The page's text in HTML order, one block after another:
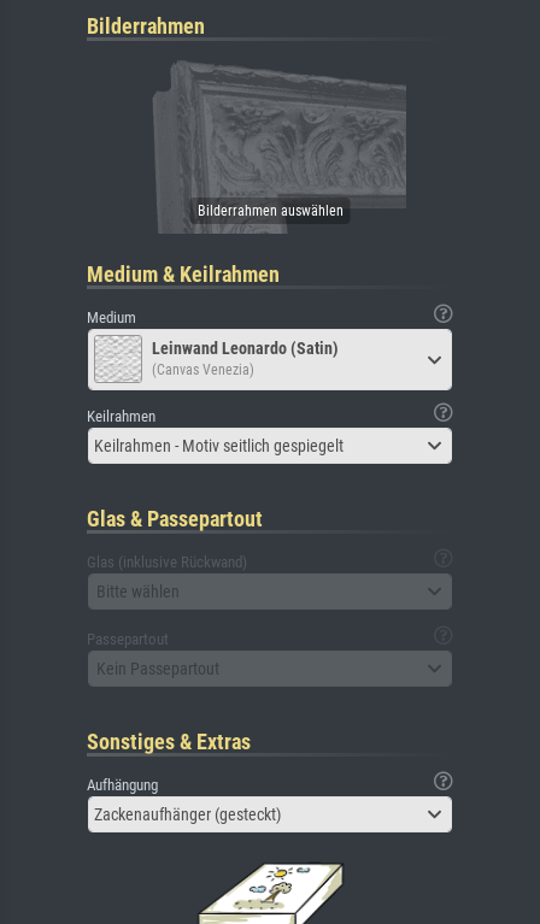
Bilderrahmen
Medium & Keilrahmen
Medium
Leinwand Leonardo (Satin)
(Canvas Venezia)
Keilrahmen
Keilrahmen - Motiv seitlich gespiegelt
Glas & Passepartout
Glas (inklusive Rückwand)
Bitte wählen
Passepartout
Kein Passepartout
Sonstiges & Extras
Aufhängung
Zackenaufhänger (gesteckt)